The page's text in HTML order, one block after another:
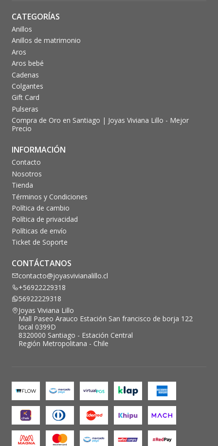
CATEGORÍAS
Anillos
Anillos de matrimonio
Aros
Aros bebé
Cadenas
Colgantes
Gift Card
Pulseras
Compra de Oro en Santiago | Joyas Viviana Lillo - Mejor
Precio
INFORMACIÓN
Contacto
Nosotros
Tienda
Términos y Condiciones
Política de cambio
Política de privacidad
Políticas de envío
Ticket de Soporte
CONTÁCTANOS
contacto@joyasvivianalillo.cl
+56922229318
56922229318
Joyas Viviana Lillo
Mall Paseo Arauco Estación San francisco de borja 122
local 0399D
8320000 Santiago - Estación Central
Región Metropolitana - Chile